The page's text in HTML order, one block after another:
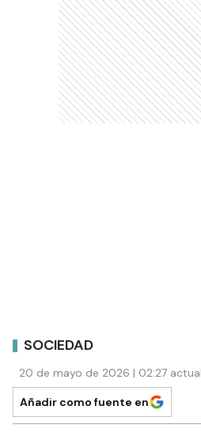
SOCIEDAD
20 de mayo de 2026 | 02:27
Añadir como fuente en